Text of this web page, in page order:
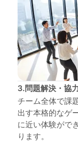
3.問題解決・協
チーム全体で課
出す本格的なゲ
に近い体験がで
ります。